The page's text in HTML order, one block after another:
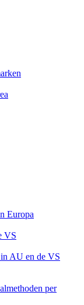
Europa
VS
AU en de VS
per